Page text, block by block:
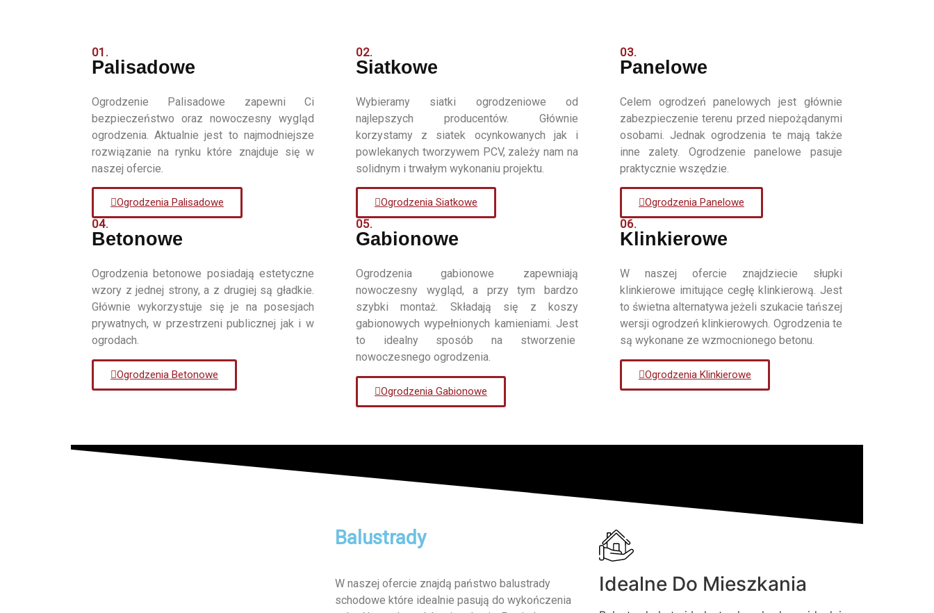
01.
Palisadowe
Ogrodzenie Palisadowe zapewni Ci
bezpieczeństwo oraz nowoczesny wygląd
ogrodzenia. Aktualnie jest to najmodniejsze
rozwiązanie na rynku które znajduje się w
naszej ofercie.
Ogrodzenia Palisadowe
04.
Betonowe
Ogrodzenia betonowe posiadają estetyczne
wzory z jednej strony, a z drugiej są gładkie.
Głównie wykorzystuje się je na posesjach
prywatnych, w przestrzeni publicznej jak i w
ogrodach.
Ogrodzenia Betonowe
02.
Siatkowe
Wybieramy siatki ogrodzeniowe od
najlepszych producentów. Głównie
korzystamy z siatek ocynkowanych jak i
powlekanych tworzywem PCV, zależy nam na
solidnym i trwałym wykonaniu projektu.
Ogrodzenia Siatkowe
05.
Gabionowe
Ogrodzenia gabionowe zapewniają
nowoczesny wygląd, a przy tym bardzo
szybki montaż. Składają się z koszy
gabionowych wypełnionych kamieniami. Jest
to idealny sposób na stworzenie
nowoczesnego ogrodzenia.
Ogrodzenia Gabionowe
03.
Panelowe
Celem ogrodzeń panelowych jest głównie
zabezpieczenie terenu przed niepożądanymi
osobami. Jednak ogrodzenia te mają także
inne zalety. Ogrodzenie panelowe pasuje
praktycznie wszędzie.
Ogrodzenia Panelowe
06.
Klinkierowe
W naszej ofercie znajdziecie słupki
klinkierowe imitujące cegłę klinkierową. Jest
to świetna alternatywa jeżeli szukacie tańszej
wersji ogrodzeń klinkierowych. Ogrodzenia te
są wykonane ze wzmocnionego betonu.
Ogrodzenia Klinkierowe
Balustrady
W naszej ofercie znajdą państwo balustrady
schodowe które idealnie pasują do wykończenia
Idealne Do Mieszkania